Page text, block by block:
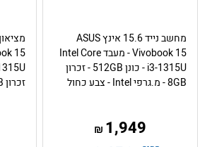
מחשב נייד 15.6 אינץ ASUS
Vivobook 15 - מעבד Intel Core
i3-1315U - כונן 512GB - זכרון
8GB - מ.גרפי Intel - צבע כחול
1,949
₪
זכרון 8GB - מ.גרפי Intel - צבע...